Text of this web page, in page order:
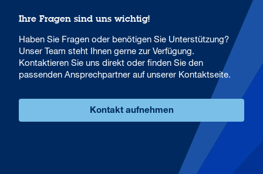
Ihre Fragen sind uns wichtig!
Haben Sie Fragen oder benötigen Sie Unterstützung?
Unser Team steht Ihnen gerne zur Verfügung.
Kontaktieren Sie uns direkt oder finden Sie den
passenden Ansprechpartner auf unserer Kontaktseite.
Kontakt aufnehmen